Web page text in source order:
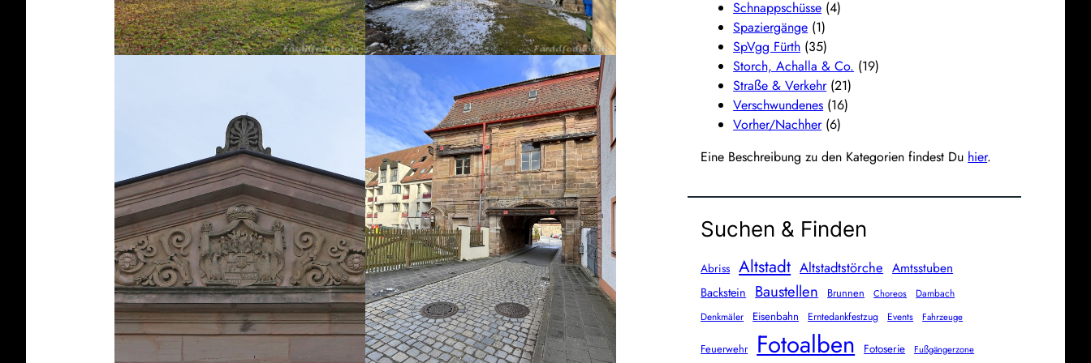
Schnappschüsse (4)
Spaziergänge (1)
SpVgg Fürth (35)
Storch, Achalla & Co. (19)
Straße & Verkehr(21)
Verschwundenes (16)
Vorher/Nachher(6)
Eine Beschreibung zu den Kategorien findest Du hier.
Suchen & Finden
Abriss Altstadt Altstadtstörche Amtsstuben
Backstein Baustellen Brunnen Choreos
Dambach
Denkmäler
Eisenbahn Erntedankfestzug Events Fahrzeuge
Feuerwehr Fotoalben Fotoserie Fußgängerzone